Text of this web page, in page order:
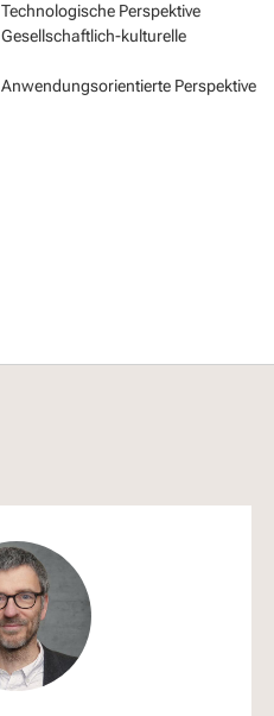
Technologische Perspektive
Gesellschaftlich-kulturelle
Anwendungsorientierte Perspektive